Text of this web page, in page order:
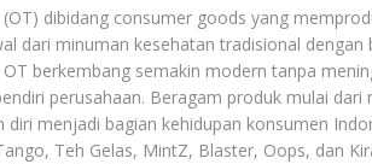
dibidang consumer goods yang
dari minuman kesehatan tradisional
berkembang semakin modern tanpa
perusahaan. Beragam produk mulai dari
diri menjadi bagian kehidupan konsumen
Teh Gelas, MintZ, Blaster, Oops, dan